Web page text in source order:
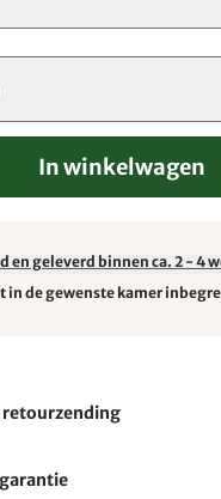
In winkelwagen
en geleverd binnen ca. 2 - 4
in de gewenste kamer
retourzending